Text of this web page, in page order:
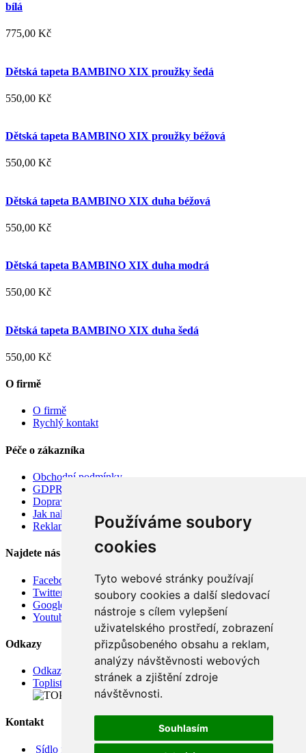
Používáme soubory
cookies
Tyto webové stránky používají
soubory cookies a další sledovací
nástroje s cílem vylepšení
uživatelského prostředí, zobrazení
přizpůsobeného obsahu a reklam,
analýzy návštěvnosti webových
stránek a zjištění zdroje
návštěvnosti.
Souhlasím
bílá
775,00 Kč
Dětská tapeta BAMBINO XIX proužky šedá
550,00 Kč
Dětská tapeta BAMBINO XIX proužky béžová
550,00 Kč
Dětská tapeta BAMBINO XIX duha béžová
550,00 Kč
Dětská tapeta BAMBINO XIX duha modrá
550,00 Kč
Dětská tapeta BAMBINO XIX duha šedá
550,00 Kč
O firmě
O firmě
Rychlý kontakt
Péče o zákazníka
Obchodní podmínky
GDPR
Doprava
Jak nakupovat
Reklamace
Najdete nás
Facebook
Twitter
Google
Youtube
Odkazy
Odkazy
Toplist
Kontakt
Sídlo firmy: Boženy Němcové 739/1, Svitavy 568 02, CZ